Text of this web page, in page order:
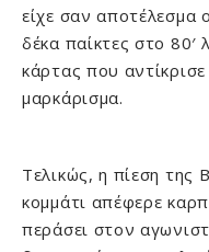
είχε σαν αποτέλεσμα
δέκα παίκτες στο 80′
κάρτας που
μαρκάρισμα.
Τελικώς, η πίεση της
κομμάτι απέφερε
περάσει στον